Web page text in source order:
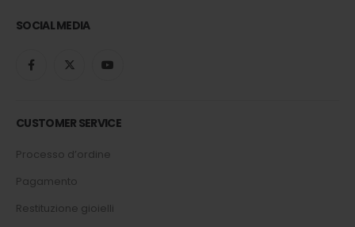
SOCIAL MEDIA
CUSTOMER SERVICE
Processo d’ordine
Pagamento
Restituzione gioielli